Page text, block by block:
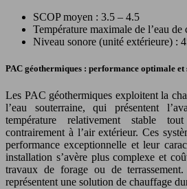
SCOP moyen : 3.5 – 4.5
Température maximale de l’eau
Niveau sonore (unité extérieure) :
PAC géothermiques : performance optimale
Les PAC géothermiques exploitent la chaleur stockée dans le sol ou
l’eau souterraine, qui présentent
température relativement stable
contrairement à l’air extérieur. Ces
performance exceptionnelle et leur
installation s’avère plus complexe et
travaux de forage ou de
représentent une solution de chauffage